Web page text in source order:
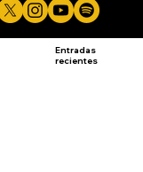
Entradas
recientes